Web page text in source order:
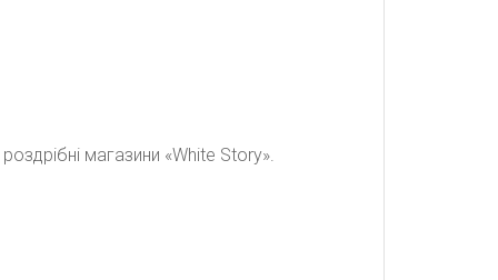
магазини «White Story».